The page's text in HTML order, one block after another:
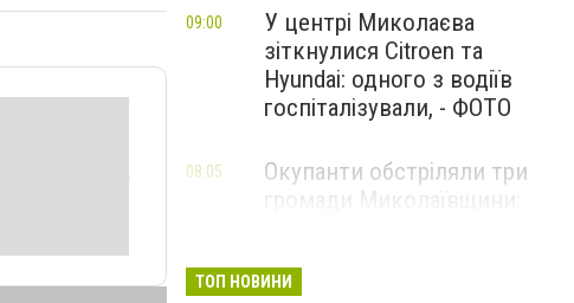
У центрі Миколаєва
зіткнулися Citroen та
Hyundai: одного з водіїв
госпіталізували, - ФОТО
09:00
Окупанти обстріляли три
громади Миколаївщини:
08:05
ТОП НОВИНИ